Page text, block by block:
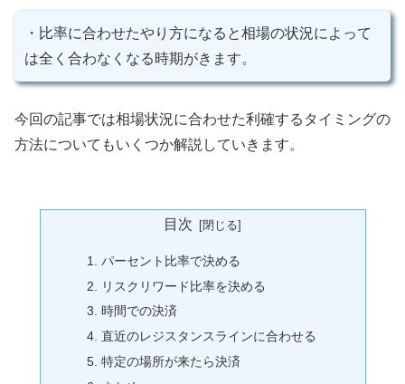
・比率に合わせたやり方になると相場の状況によって
は全く合わなくなる時期がきます。
今回の記事では相場状況に合わせた利確するタイミングの
方法についてもいくつか解説していきます。
目次
パーセント比率で決める
リスクリワード比率を決める
時間での決済
直近のレジスタンスラインに合わせる
特定の場所が来たら決済